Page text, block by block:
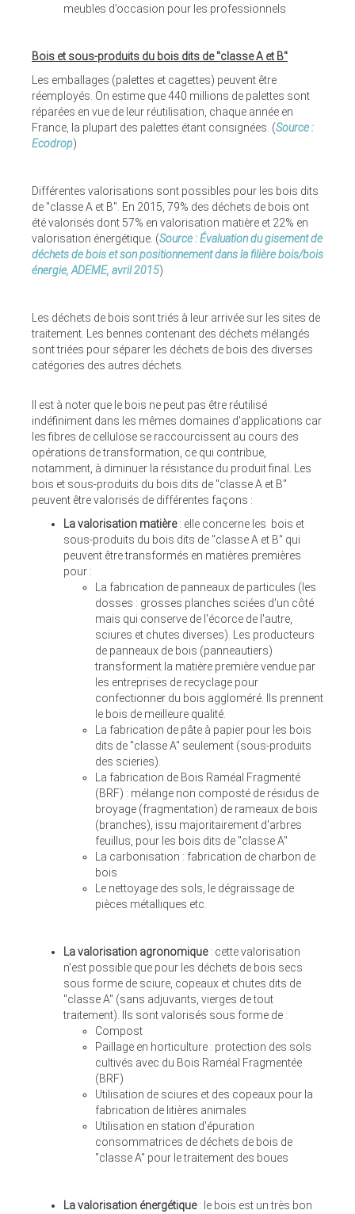
meubles d’occasion pour les professionnels
Bois et sous-produits du bois dits de "classe A et B"
Les emballages (palettes et cagettes) peuvent être
réemployés. On estime que 440 millions de palettes sont
réparées en vue de leur réutilisation, chaque année en
France, la plupart des palettes étant consignées. (Source :
Ecodrop)
Différentes valorisations sont possibles pour les bois dits
de "classe A et B". En 2015, 79% des déchets de bois ont
été valorisés dont 57% en valorisation matière et 22% en
valorisation énergétique. (Source : Évaluation du gisement de
déchets de bois et son positionnement dans la filière bois/bois
énergie, ADEME, avril 2015)
Les déchets de bois sont triés à leur arrivée sur les sites de
traitement. Les bennes contenant des déchets mélangés
sont triées pour séparer les déchets de bois des diverses
catégories des autres déchets.
Il est à noter que le bois ne peut pas être réutilisé
indéfiniment dans les mêmes domaines d'applications car
les fibres de cellulose se raccourcissent au cours des
opérations de transformation, ce qui contribue,
notamment, à diminuer la résistance du produit final. Les
bois et sous-produits du bois dits de "classe A et B"
peuvent être valorisés de différentes façons :
La valorisation matière: elle concerne les bois et
sous-produits du bois dits de "classe A et B" qui
peuvent être transformés en matières premières
pour :
La fabrication de panneaux de particules (les
dosses : grosses planches sciées d'un côté
mais qui conserve de l'écorce de l'autre,
sciures et chutes diverses). Les producteurs
de panneaux de bois (panneautiers)
transforment la matière première vendue par
les entreprises de recyclage pour
confectionner du bois aggloméré. Ils prennent
le bois de meilleure qualité.
La fabrication de pâte à papier pour les bois
dits de "classe A" seulement (sous-produits
des scieries).
La fabrication de Bois Raméal Fragmenté
(BRF) : mélange non composté de résidus de
broyage (fragmentation) de rameaux de bois
(branches), issu majoritairement d'arbres
feuillus, pour les bois dits de "classe A"
La carbonisation : fabrication de charbon de
bois
Le nettoyage des sols, le dégraissage de
pièces métalliques etc.
La valorisation agronomique: cette valorisation
n'est possible que pour les déchets de bois secs
sous forme de sciure, copeaux et chutes dits de
"classe A" (sans adjuvants, vierges de tout
traitement). Ils sont valorisés sous forme de :
Compost
Paillage en horticulture : protection des sols
cultivés avec du Bois Raméal Fragmentée
(BRF)
Utilisation de sciures et des copeaux pour la
fabrication de litières animales
Utilisation en station d'épuration
consommatrices de déchets de bois de
"classe A" pour le traitement des boues
La valorisation énergétique: le bois est un très bon